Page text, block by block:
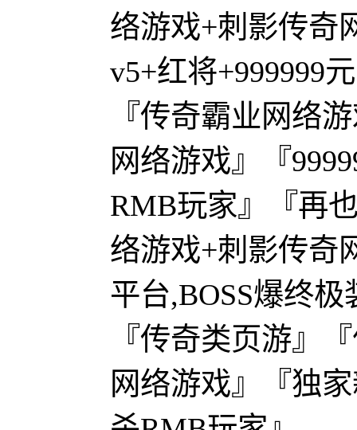
络游戏+刺影传奇
v5+红将+999999
『传奇霸业网络
网络游戏』『
RMB玩家』『再
络游戏+刺影传奇
平台,BOSS爆终
『传奇类页游』
网络游戏』『独